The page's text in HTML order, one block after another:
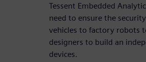
Tessent Embedded
need to ensure the
vehicles to factory robots
designers to build an
devices.